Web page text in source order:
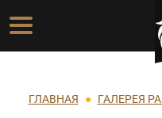
Перейти к
Основная
Строка
ГЛАВНАЯ ГАЛЕРЕЯ